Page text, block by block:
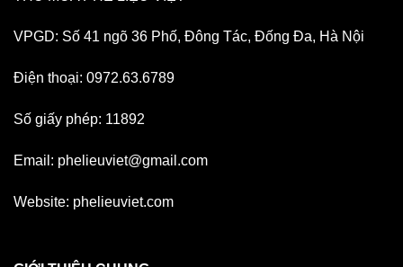
VPGD: Số 41 ngõ 36 Phố, Đông Tác, Đống Đa, Hà Nội
Điện thoại: 0972.63.6789
Số giấy phép: 11892
Email: phelieuviet@gmail.com
Website: phelieuviet.com